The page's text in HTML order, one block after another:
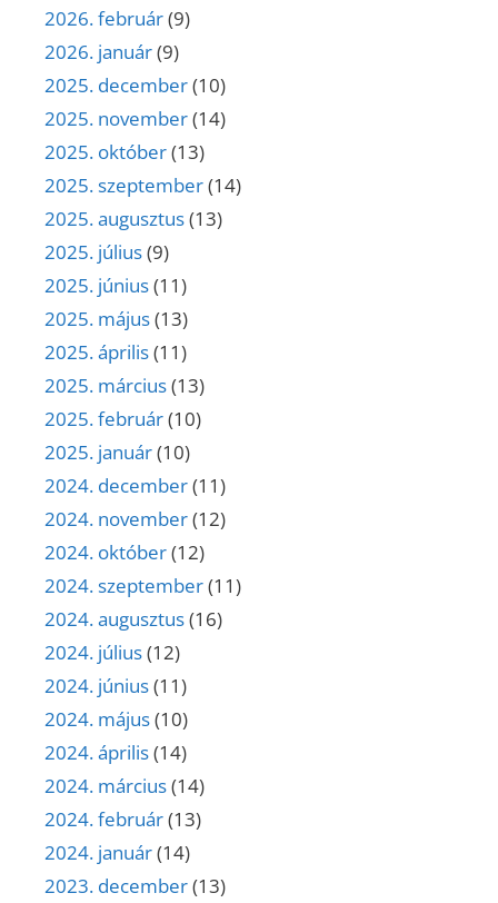
2026. február(9)
2026. január(9)
2025. december(10)
2025. november(14)
2025. október(13)
2025. szeptember(14)
2025. augusztus(13)
2025. július(9)
2025. június(11)
2025. május(13)
2025. április(11)
2025. március(13)
2025. február(10)
2025. január(10)
2024. december(11)
2024. november(12)
2024. október(12)
2024. szeptember(11)
2024. augusztus(16)
2024. július(12)
2024. június(11)
2024. május(10)
2024. április(14)
2024. március(14)
2024. február(13)
2024. január(14)
2023. december(13)